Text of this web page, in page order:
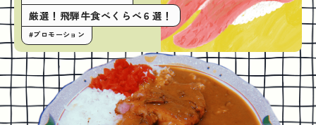
厳選！飛騨牛食べくらべ６選！
#プロモーション